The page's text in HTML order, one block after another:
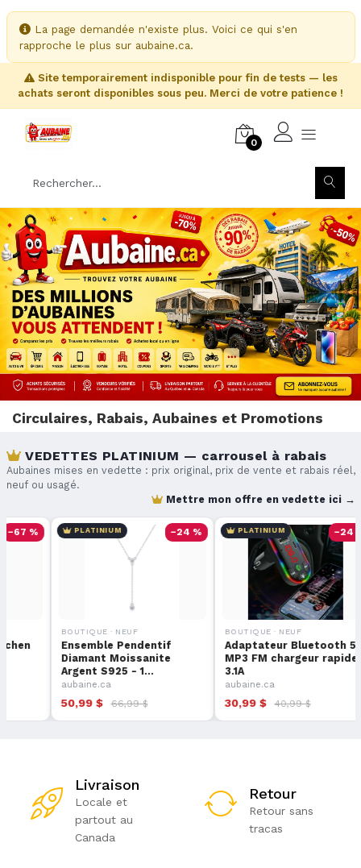
La page demandée n'existe plus. Voici ce qui s'en
rapproche le plus sur aubaine.ca.
Site temporairement indisponible pour fin de tests — les
achats seront disponibles sous peu. Merci de votre patience !
0
Circulaires, Rabais, Aubaines et Promotions
VEDETTES PLATINIUM — carrousel à rabais
Aubaines mises en vedette : prix original, prix de vente et rabais réel,
neuf ou usagé.
Mettre mon offre en vedette ici →
−67 %
Down Kitchen
PLATINIUM −24 %
BOUTIQUE · NEUF
Ensemble Pendentif
Diamant Moissanite
Argent S925 - 1…
aubaine.ca
50,99 $
PLATINIUM
BOUTIQUE · NEUF
Adaptateur
MP3 FM
aubaine.ca
30,99 $
Livraison
Locale et
partout au
Canada
Retour
Retour sans
tracas